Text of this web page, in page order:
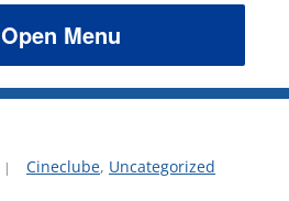
Open Menu
Cineclube, Uncategorized